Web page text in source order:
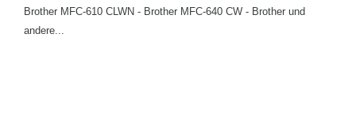
Brother MFC-610 CLWN - Brother MFC-640 CW - Brother und
andere...